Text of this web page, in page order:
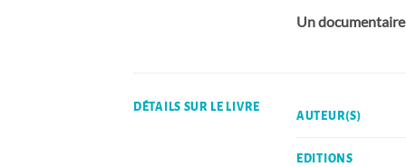
Un
DÉTAILS SUR LE LIVRE
AUTEUR(S)
EDITIONS